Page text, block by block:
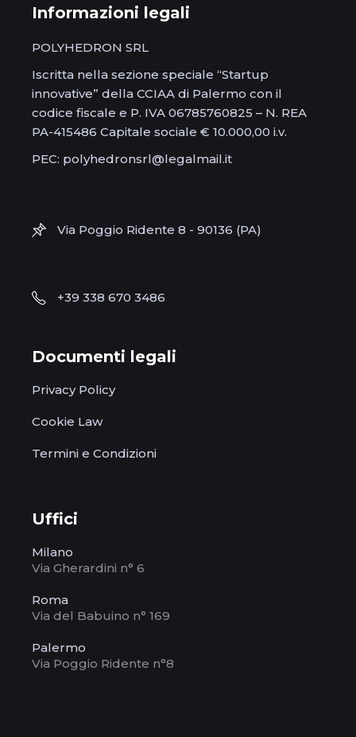
Informazioni legali
POLYHEDRON SRL
Iscritta nella sezione speciale “Startup
innovative” della CCIAA di Palermo con il
codice fiscale e P. IVA 06785760825 – N. REA
PA-415486 Capitale sociale € 10.000,00 i.v.
PEC: polyhedronsrl@legalmail.it
Via Poggio Ridente 8 - 90136 (PA)
+39 338 670 3486
Documenti legali
Privacy Policy
Cookie Law
Termini e Condizioni
Uffici
Milano
Via Gherardini n° 6
Roma
Via del Babuino n° 169
Palermo
Via Poggio Ridente n°8